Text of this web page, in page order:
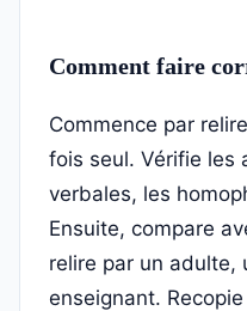
Comment faire
Commence par
fois seul. Vérifie les
verbales, les
Ensuite, compare
relire par un adulte,
enseignant.